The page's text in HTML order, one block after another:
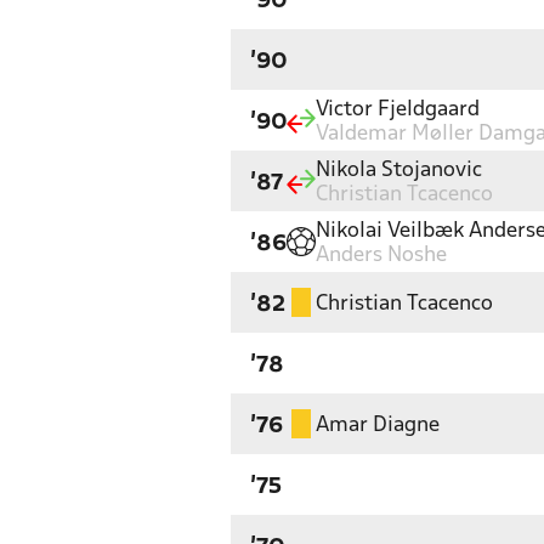
'90
'90
Victor Fjeldgaard
Valdemar Møller
'87
Nikola Stojanovic
Christian Tcacenco
'86
Nikolai Veilbæk
Anders Noshe
'82 Christian Tcacenco
'78
'76 Amar Diagne
'75